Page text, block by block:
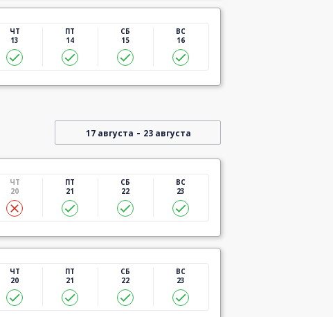
ЧТ
13
ПТ
14
СБ
15
ВС
16
17 августа - 23 августа
ЧТ
20
ПТ
21
СБ
22
ВС
23
ЧТ
20
ПТ
21
СБ
22
ВС
23